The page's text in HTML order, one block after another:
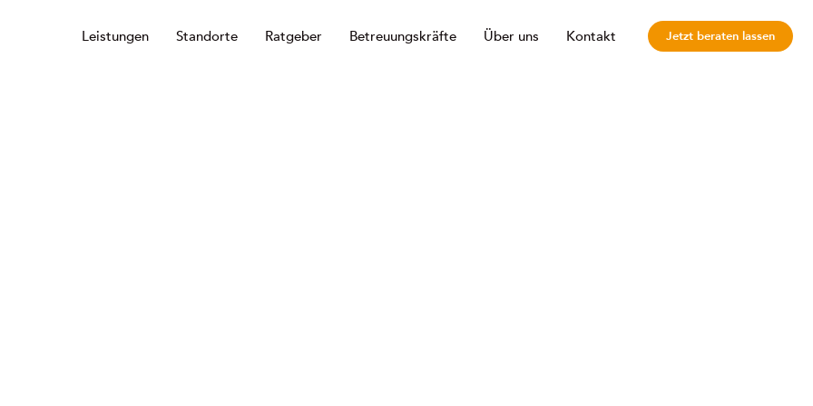
Leistungen Standorte Ratgeber Betreuungskräfte Über uns Kontakt Jetzt beraten lassen